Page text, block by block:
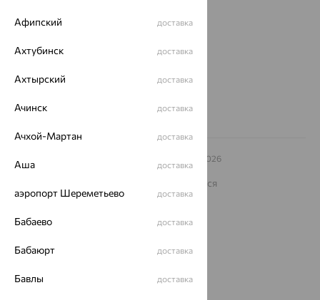
еще 3
Другие города
Заказать звонок
– 2026
Архив акций
Карта сайта
На информационном ресурсе применяются
рекомендательные технологии
Политика конфеденциальности
Разработка сайта —
Афипский доставка
Ахтубинск доставка
Ахтырский доставка
Ачинск доставка
Ачхой-Мартан доставка
Аша доставка
аэропорт Шереметьево доставка
Бабаево доставка
Бабаюрт доставка
Бавлы доставка